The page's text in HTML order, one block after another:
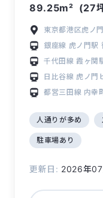
89.25m² (27
東京都港区虎ノ
銀座線 虎ノ門駅
千代田線 霞ヶ関
日比谷線 虎ノ門
都営三田線 内幸
人通りが多め
駐車場あり
更新日: 2026年